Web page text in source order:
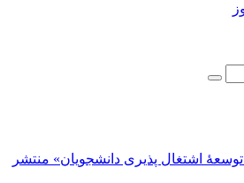
اشتغال پذیری دانشجویان» منتشر